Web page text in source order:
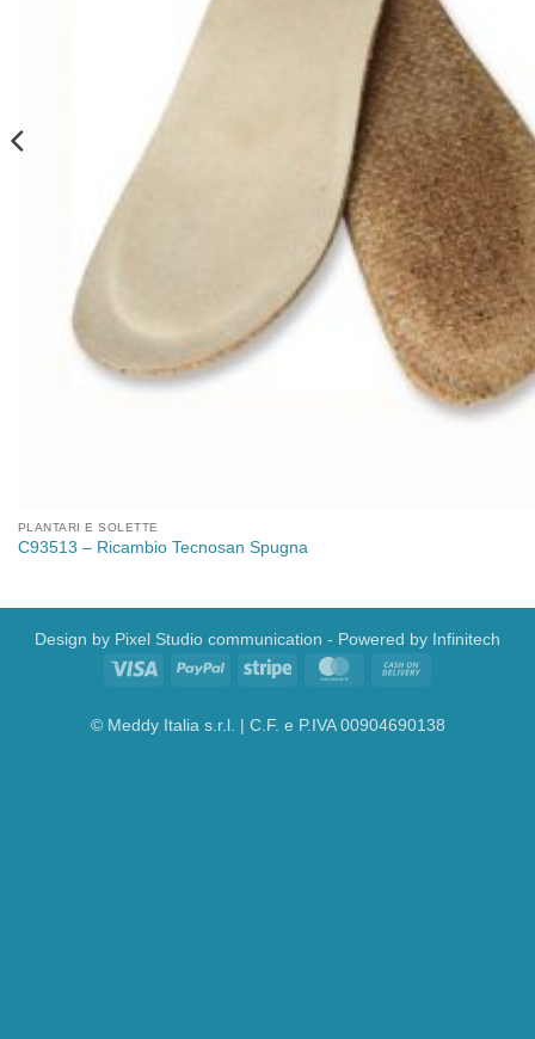
PLANTARI E SOLETTE
C93513 – Ricambio Tecnosan Spugna
Design by Pixel Studio communication - Powered by Infinitech
Visa
PayPal Stripe MasterCard
© Meddy Italia s.r.l. | C.F. e P.IVA 00904690138